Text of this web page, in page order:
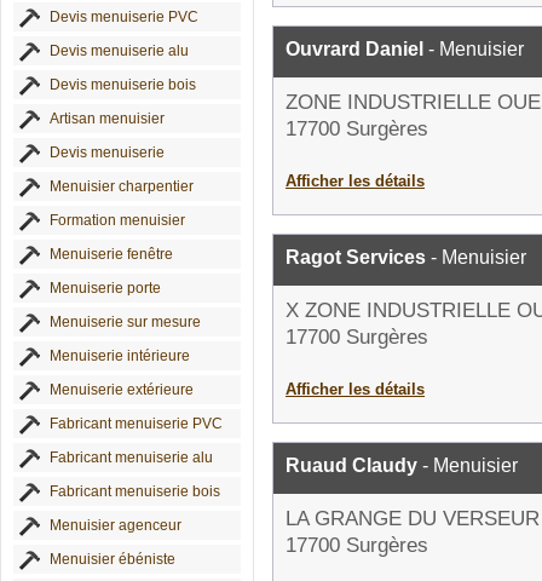
Devis menuiserie PVC
Devis menuiserie alu
Devis menuiserie bois
Artisan menuisier
Devis menuiserie
Menuisier charpentier
Formation menuisier
Menuiserie fenêtre
Menuiserie porte
Menuiserie sur mesure
Menuiserie intérieure
Menuiserie extérieure
Fabricant menuiserie PVC
Fabricant menuiserie alu
Fabricant menuiserie bois
Menuisier agenceur
Menuisier ébéniste
Ouvrard Daniel - Menuisier
ZONE INDUSTRIELLE
17700 Surgères
Afficher les détails
Ragot Services - Menuisier
X ZONE INDUSTRIELLE
17700 Surgères
Afficher les détails
Ruaud Claudy - Menuisier
LA GRANGE DU VERSEUR
17700 Surgères